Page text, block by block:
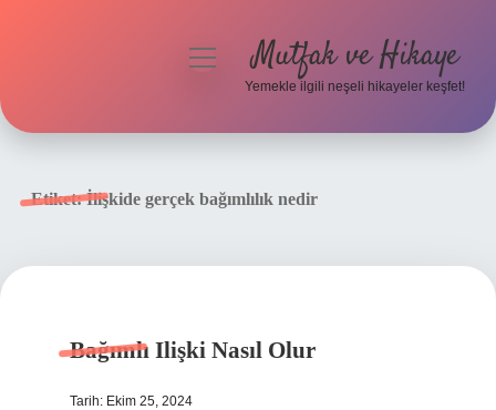
menüyüMutfak ve Hikaye
Yemekle ilgili neşeli hikayeler keşfet!
Etiket:İlişkide gerçek bağımlılık nedir
Bağımlı Ilişki Nasıl Olur
Tarih: Ekim 25, 2024